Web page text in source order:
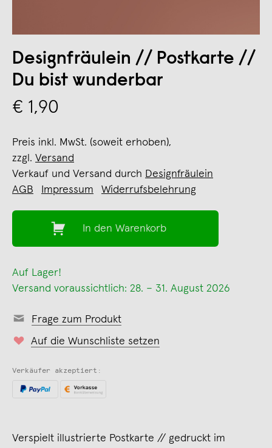
Designfräulein // Postkarte //
Du bist wunderbar
€ 1,90
Preis inkl. MwSt. (soweit erhoben),
zzgl. Versand
Verkauf und Versand durch Designfräulein
AGB
Impressum Widerrufsbelehrung
In den Warenkorb
Auf Lager!
Versand voraussichtlich: 28. – 31. August 2026
Frage zum Produkt
Auf die Wunschliste setzen
Verkäufer akzeptiert:
Verspielt illustrierte Postkarte // gedruckt im